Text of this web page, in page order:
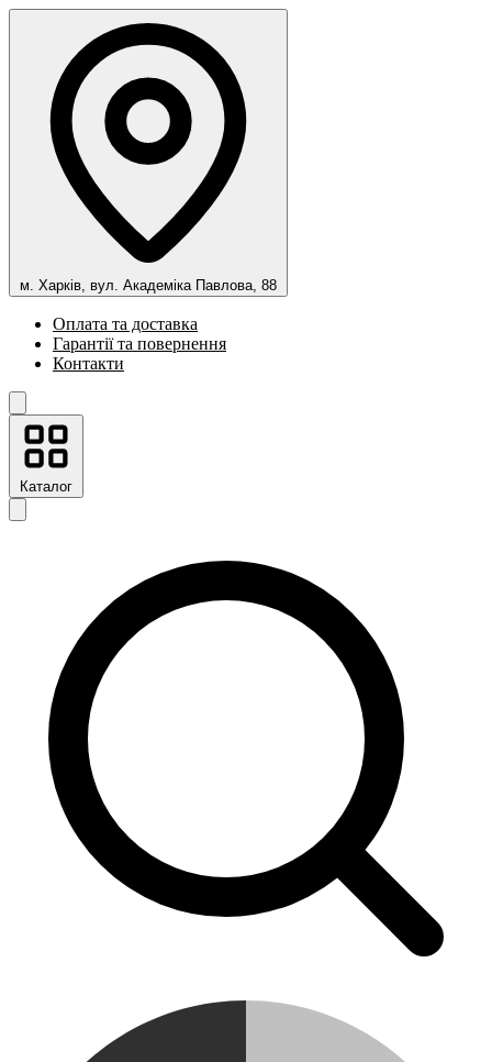
м. Харків, вул. Академіка Павлова, 88
Оплата та доставка
Гарантії та повернення
Контакти
Каталог